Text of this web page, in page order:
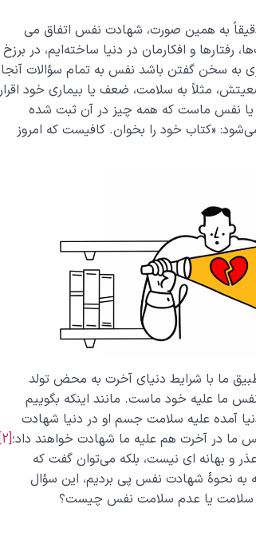
دقیقاً به همین صورت، شهادت نفس اتفاق می
رفتارها و افکارمان در دنیا ساخته‌ایم، در برزخ
به سخن گفتن باشد نفس به تمام سؤالات آنجا
مثلاً به سلامت، ضعف یا بیماری خود اقرار
یا نفس ماست که همه چیز در آن ثبت شده
«کتاب خود را بخوان. کافیست که امروز
ما با شرایط دنیای آخرت به محض تولد
علیه خود ماست. مانند اینکه بگوییم
که با 6 انگشت به دنیا آمده علیه سلامت جسم او در دنیا شهادت
ما در آخرت هم علیه ما شهادت خواهند داد؛[2]
و بهانه ای نیست، بلکه ‌می‌توان گفت که
نحوۀ شهادت نفس پی بردیم، این سؤال
سلامت یا عدم سلامت نفس چیست؟